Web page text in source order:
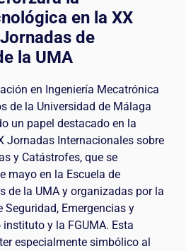
en la XX
de
la UMA
en Ingeniería Mecatrónica
de la Universidad de Málaga
un papel destacado en la
Jornadas Internacionales sobre
y Catástrofes, que se
mayo en la Escuela de
de la UMA y organizadas por la
Seguridad, Emergencias y
y la FGUMA. Esta
especialmente simbólico al